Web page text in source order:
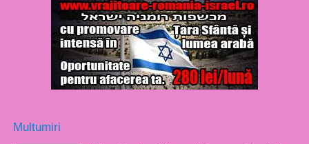
Multumiri